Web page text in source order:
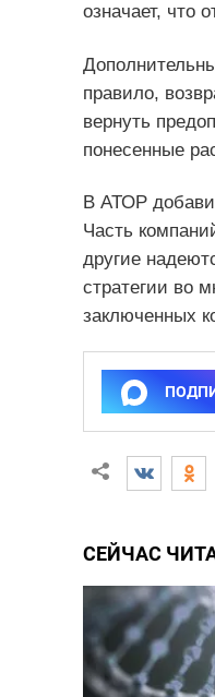
означает, что
правило,
вернуть
понесенные
В АТОР
Часть
другие
стратегии во
заключенных
СЕЙЧАС